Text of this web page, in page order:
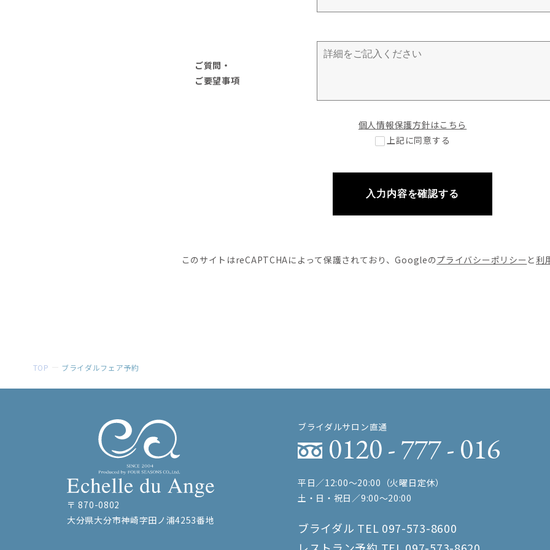
ご質問・
ご要望事項
個人情報保護方針はこちら
上記に同意する
入力内容を確認する
このサイトはreCAPTCHAによって保護されており、Googleのプライバシーポリシー と 利
TOP ブライダルフェア予約
〒 870-0802
大分県大分市神崎字田ノ浦4253番地
ブライダルサロン直通
0120 - 777 - 016
平日／12:00〜20:00（火曜日定休）
土・日・祝日／9:00〜20:00
ブライダル TEL 097-573-8600